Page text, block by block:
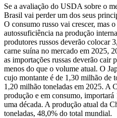
Se a avaliação do USDA sobre o
Brasil vai perder um dos seus
O consumo russo vai crescer, mas
autossuficiência na produção
produtores russos deverão colocar
carne suína no mercado em 2025,
as importações russas deverão cair
menos do que o volume atual. O
cujo montante é de 1,30 milhão de
1,20 milhão toneladas em 2025. A
produção e em consumo,
uma década. A produção atual da
toneladas, 48,0% do total mundial.